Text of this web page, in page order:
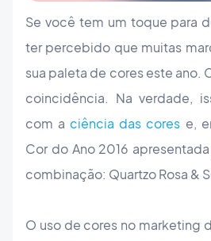
Se você tem um toque para
ter percebido que muitas
sua paleta de cores este ano.
coincidência. Na verdade,
com a ciência das cores e,
Cor do Ano 2016
combinação: Quartzo Rosa &
O uso de cores no marketing